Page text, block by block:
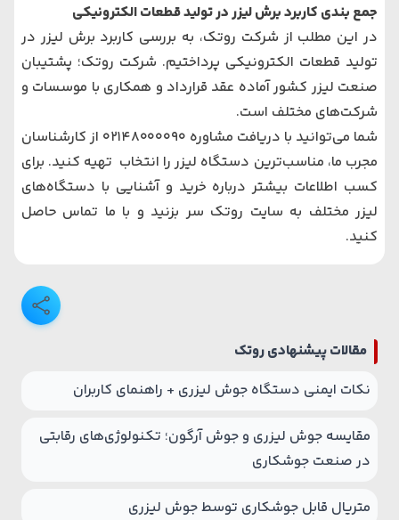
جمع بندی کاربرد برش لیزر در تولید قطعات الکترونیکی
در این مطلب از شرکت روتک، به بررسی کاربرد برش لیزر در
تولید قطعات الکترونیکی پرداختیم. شرکت روتک؛ پشتیبان
صنعت لیزر کشور آماده عقد قرارداد و همکاری با موسسات و
شرکت‌های مختلف است.
شما می‌توانید با دریافت مشاوره 02148000090 از کارشناسان
مجرب ما، مناسب‌ترین دستگاه لیزر را انتخاب تهیه کنید. برای
کسب اطلاعات بیشتر درباره خرید و آشنایی با دستگاه‌های
لیزر مختلف به سایت روتک سر بزنید و با ما تماس حاصل
کنید.
مقالات پیشنهادی روتک
نکات ایمنی دستگاه جوش لیزری + راهنمای کاربران
مقایسه جوش لیزری و جوش آرگون؛ تکنولوژی‌های رقابتی
در صنعت جوشکاری
متریال قابل جوشکاری توسط جوش لیزری